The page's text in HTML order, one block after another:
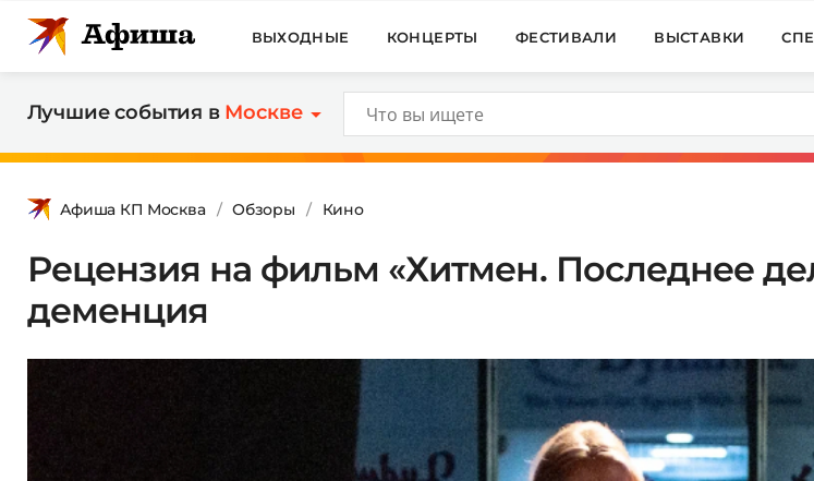
ВЫХОДНЫЕ КОНЦЕРТЫ ФЕСТИВАЛИ ВЫСТАВКИ
Лучшие события в Москве
Афиша КП Москва Обзоры Кино
Рецензия на фильм «Хитмен. Последнее
деменция